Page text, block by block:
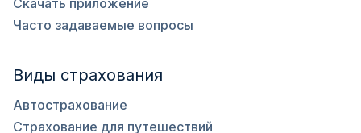
Скачать приложение
Часто задаваемые вопросы
Виды страхования
Автострахование
Страхование для путешествий